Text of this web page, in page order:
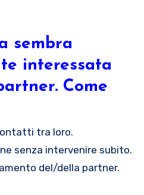
sembra
interessata
Come
tra loro.
senza intervenire subito.
del/della partner.